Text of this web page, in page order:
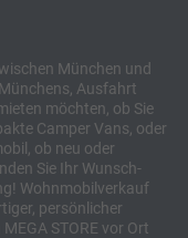
München und
Ausfahrt
möchten, ob Sie
Camper Vans, oder
ob neu oder
Sie Ihr Wunsch-
Wohnmobilverkauf
persönlicher
STORE vor Ort